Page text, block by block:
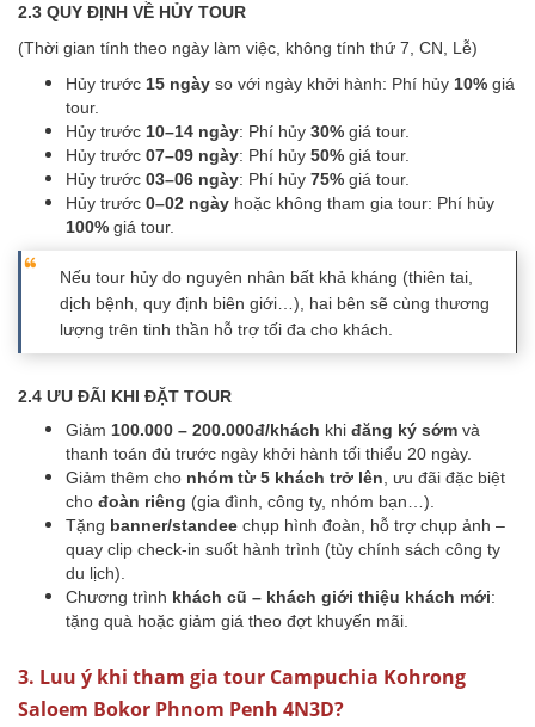
2.3 QUY ĐỊNH VỀ HỦY TOUR
(Thời gian tính theo ngày làm việc, không tính thứ 7, CN, Lễ)
Hủy trước 15 ngày so với ngày khởi hành: Phí hủy 10% giá
tour.
Hủy trước 10–14 ngày: Phí hủy 30% giá tour.
Hủy trước 07–09 ngày: Phí hủy 50% giá tour.
Hủy trước 03–06 ngày: Phí hủy 75% giá tour.
Hủy trước 0–02 ngày hoặc không tham gia tour: Phí hủy
100% giá tour.
Nếu tour hủy do nguyên nhân bất khả kháng (thiên tai,
dịch bệnh, quy định biên giới…), hai bên sẽ cùng thương
lượng trên tinh thần hỗ trợ tối đa cho khách.
2.4 ƯU ĐÃI KHI ĐẶT TOUR
Giảm 100.000 – 200.000đ/khách khi đăng ký sớm và
thanh toán đủ trước ngày khởi hành tối thiểu 20 ngày.
Giảm thêm cho nhóm từ 5 khách trở lên , ưu đãi đặc biệt
cho đoàn riêng (gia đình, công ty, nhóm bạn…).
Tặng banner/standee chụp hình đoàn, hỗ trợ chụp ảnh –
quay clip check-in suốt hành trình (tùy chính sách công ty
du lịch).
Chương trình khách cũ – khách giới thiệu khách mới:
tặng quà hoặc giảm giá theo đợt khuyến mãi.
3. Luu ý khi tham gia tour Campuchia Kohrong
Saloem Bokor Phnom Penh 4N3D?